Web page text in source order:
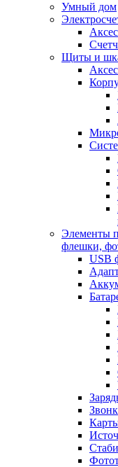
Умный дом
Щиты и
Элементы
флешки,
USB